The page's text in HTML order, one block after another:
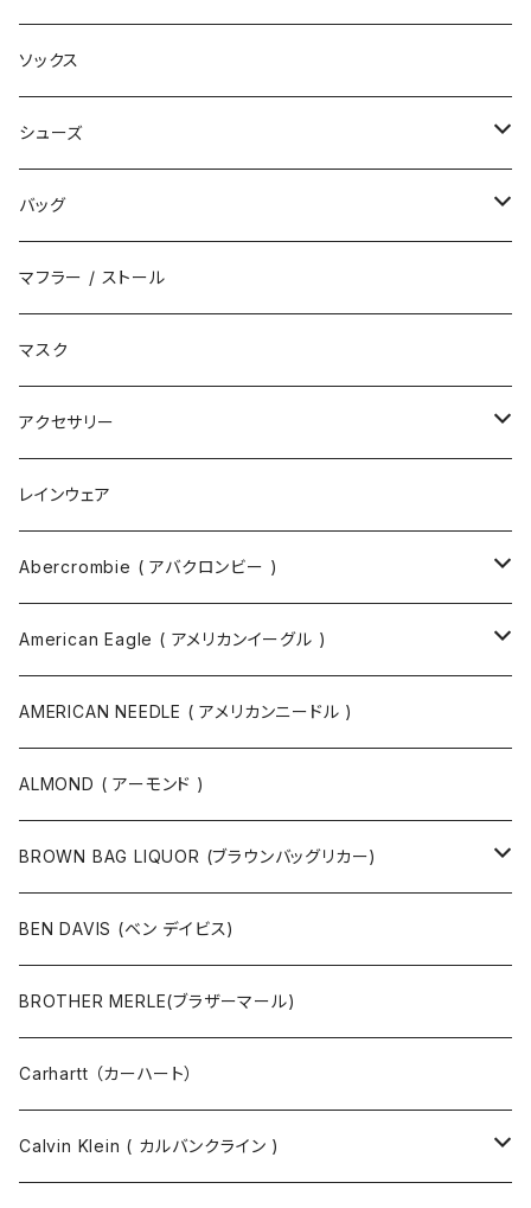
ベスト
デニムパンツ
ニット帽 / ビーニー
キャップ
ハット
ソックス
シューズ
スニーカー
サンダル
ブーツ
バッグ
エコバッグ / マーケットバッグ
ショルダーバッグ
トートバッグ
ボディバッグ
バックパック
ツールバッグ
ボディバッグ・ヒップバッグ
ボストンバッグ / 旅行バッグ
ポーチ
マフラー / ストール
マスク
アクセサリー
ネックレス
指輪
バングル
サングラス
マスク
ベルト
その他
マスクコード
財布 / キーケース
キーホルダー / スマホスタンド
レインウェア
Abercrombie ( アバクロンビー )
スウェット
カットソー
ニット
ジャケット・ブルゾン
コート
パンツ
パーカ
American Eagle ( アメリカンイーグル )
ニット
スウェット
カットソー
パンツ
ジャケット・ブルゾン
コート
シャツ
AMERICAN NEEDLE ( アメリカンニードル )
ALMOND ( アーモンド )
BROWN BAG LIQUOR (ブラウンバッグリカー)
半袖Tシャツ
長袖Tシャツ
半袖シャツ
長袖シャツ
BEN DAVIS (ベン デイビス)
BROTHER MERLE(ブラザーマール)
Carhartt （カーハート）
Calvin Klein ( カルバンクライン )